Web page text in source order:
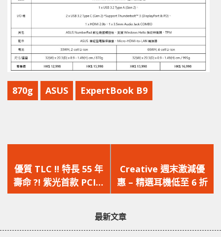
870g ASUS ExpertBook B9
一
篇
文
優質 TLC !! 特長 55 年
壽命 ?! 紫光首款 PCI-E
4.0 SSD 上架
一
篇
文
Creative 週末激減優
惠 – 精選耳機低至 6 折
最新文章